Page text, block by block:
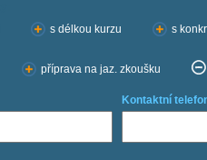
s délkou kurzu s
příprava na jaz. zkoušku
Kontaktní